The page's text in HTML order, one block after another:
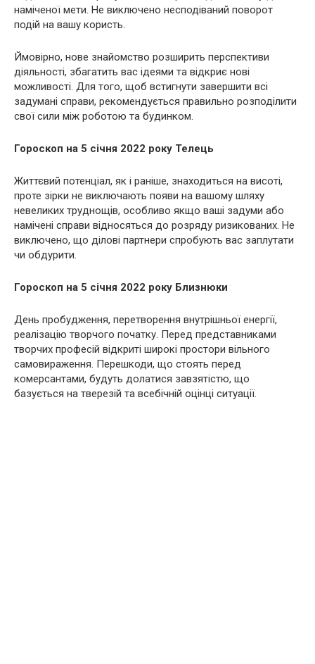
наміченої мети. Не виключено несподіваний поворот
подій на вашу користь.
Ймовірно, нове знайомство розширить перспективи
діяльності, збагатить вас ідеями та відкриє нові
можливості. Для того, щоб встигнути завершити всі
задумані справи, рекомендується правильно розподілити
свої сили між роботою та будинком.
Гороскоп на 5 січня 2022 року Телець
Життєвий потенціал, як і раніше, знаходиться на висоті,
проте зірки не виключають появи на вашому шляху
невеликих труднощів, особливо якщо ваші задуми або
намічені справи відносяться до розряду ризикованих. Не
виключено, що ділові партнери спробують вас заплутати
чи обдурити.
Гороскоп на 5 січня 2022 року Близнюки
День пробудження, перетворення внутрішньої енергії,
реалізацію творчого початку. Перед представниками
творчих професій відкриті широкі простори вільного
самовираження. Перешкоди, що стоять перед
комерсантами, будуть долатися завзятістю, що
базується на тверезій та всебічній оцінці ситуації.